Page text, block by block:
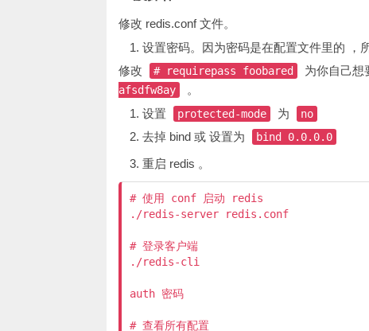
修改 redis.conf 文件。
设置密码。因为密码是在配置文件里的 ，
修改
# requirepass foobared 为你自己想
afsdfw8ay
。
设置
protected-mode 为 no
去掉 bind 或 设置为 bind 0.0.0.0
重启 redis 。
# 使用 conf 启动 redis
./redis-server redis.conf
# 登录客户端
./redis-cli
auth 密码
# 查看所有配置